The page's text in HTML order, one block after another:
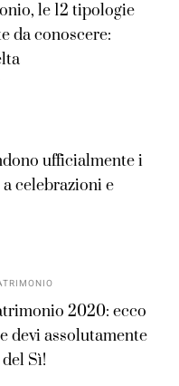
le 12 tipologie
da conoscere:
ufficialmente i
celebrazioni e
2020: ecco
devi assolutamente
Sì!